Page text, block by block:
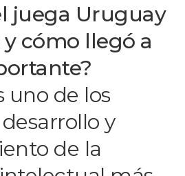
juega Uruguay
y cómo llegó a
uno de los
y
de la